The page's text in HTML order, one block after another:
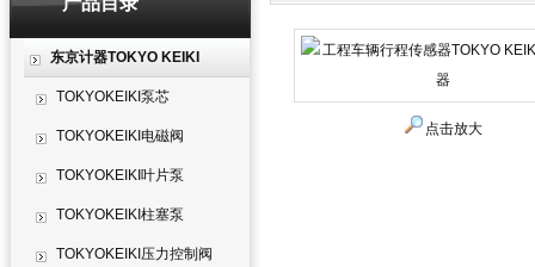
东京计器TOKYO KEIKI
TOKYOKEIKI泵芯
TOKYOKEIKI电磁阀
TOKYOKEIKI叶片泵
TOKYOKEIKI柱塞泵
TOKYOKEIKI压力控制阀
点击放大